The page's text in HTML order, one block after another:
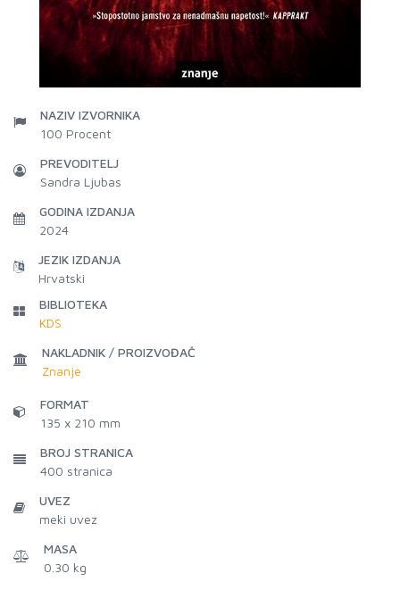
NAZIV IZVORNIKA
100 Procent
PREVODITELJ
Sandra Ljubas
GODINA IZDANJA
2024
JEZIK IZDANJA
Hrvatski
BIBLIOTEKA
KDS
NAKLADNIK / PROIZVOĐAČ
Znanje
FORMAT
135 x 210 mm
BROJ STRANICA
400 stranica
UVEZ
meki uvez
MASA
0.30 kg